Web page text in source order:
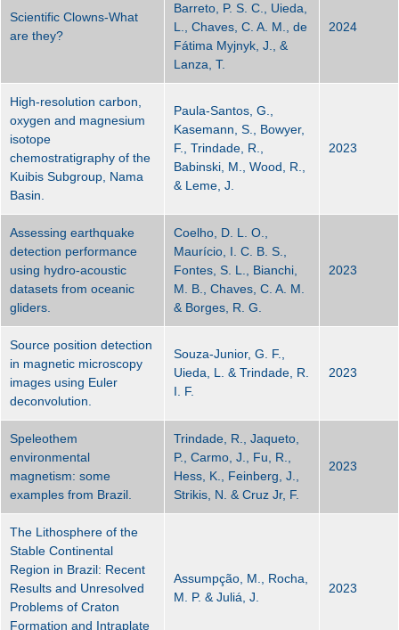
Scientific Clowns-What
are they?
Barreto, P. S. C., Uieda,
L., Chaves, C. A. M., de
Fátima Myjnyk, J., &
Lanza, T.
2024
High-resolution carbon,
oxygen and magnesium
isotope
chemostratigraphy of the
Kuibis Subgroup, Nama
Basin.
Paula-Santos, G.,
Kasemann, S., Bowyer,
F., Trindade, R.,
Babinski, M., Wood, R.,
& Leme, J.
2023
Assessing earthquake
detection performance
using hydro-acoustic
datasets from oceanic
gliders.
Coelho, D. L. O.,
Maurício, I. C. B. S.,
Fontes, S. L., Bianchi,
M. B., Chaves, C. A. M.
& Borges, R. G.
2023
Source position detection
in magnetic microscopy
images using Euler
deconvolution.
Souza-Junior, G. F.,
Uieda, L. & Trindade, R.
I. F.
2023
Speleothem
environmental
magnetism: some
examples from Brazil.
Trindade, R., Jaqueto,
P., Carmo, J., Fu, R.,
Hess, K., Feinberg, J.,
Strikis, N. & Cruz Jr, F.
2023
The Lithosphere of the
Stable Continental
Region in Brazil: Recent
Results and Unresolved
Problems of Craton
Formation and Intraplate
Assumpção, M., Rocha,
M. P. & Juliá, J.
2023